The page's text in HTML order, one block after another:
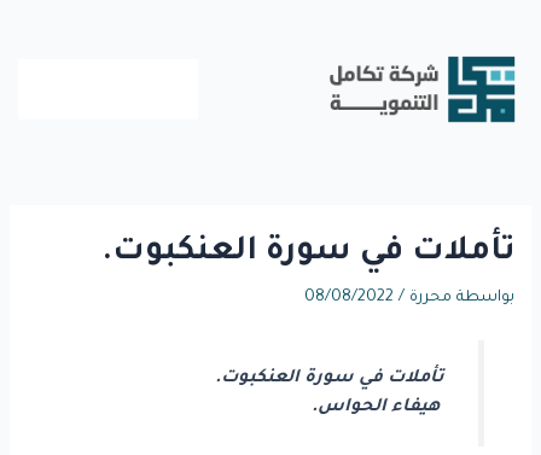
المحتوى
تأملات في سورة العنكبوت.
بواسطة محررة /
08/08/2022
تأملات في سورة العنكبوت.
هيفاء الحواس.